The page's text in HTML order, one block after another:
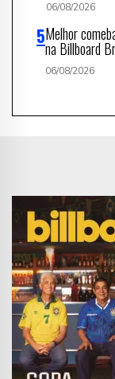
06/08/2026
Melhor
na Billboard
06/08/2026